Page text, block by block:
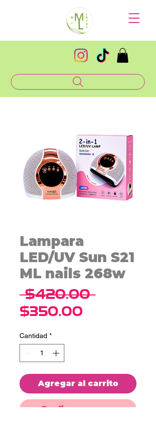
Lampara
LED/UV Sun S21
ML nails 268w
$420.00 Precio
$350.00
Cantidad *
Agregar al carrito
Realizar compra